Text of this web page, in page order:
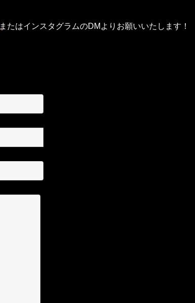
またはインスタグラムのDMよりお願いいたします！